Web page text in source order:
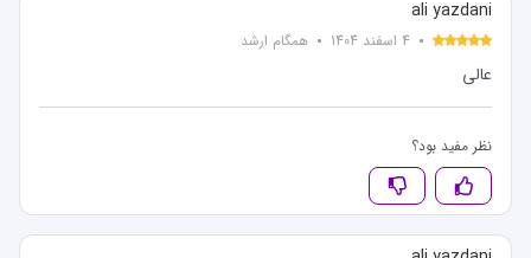
ali yazdani
4 اسفند 1404 همگام ارشد
عالی
نظر مفید بود؟